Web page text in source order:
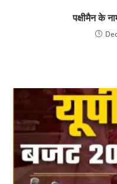
पक्षीमैन के